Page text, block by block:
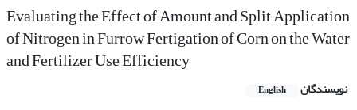
Evaluating the Effect of Amount and Split Application
of Nitrogen in Furrow Fertigation of Corn on the Water
and Fertilizer Use Efficiency
نویسندگان English